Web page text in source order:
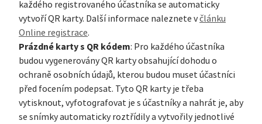
každého registrovaného účastníka se automaticky
vytvoří QR karty. Další informace naleznete včlánku
Online registrace.
Prázdné karty s QR kódem: Pro každého účastníka
budou vygenerovány QR karty obsahující dohodu o
ochraně osobních údajů, kterou budou muset účastníci
před focením podepsat. Tyto QR karty je třeba
vytisknout, vyfotografovat je s účastníky a nahrát je, aby
se snímky automaticky roztřídily a vytvořily jednotlivé